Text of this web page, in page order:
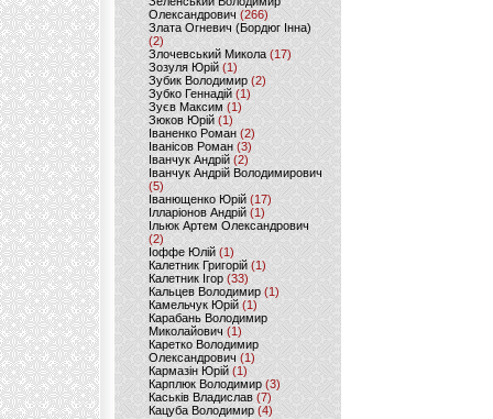
Олександрович (266)
Злата Огневич (Бордюг Інна)
(2)
Злочевський Микола(17)
Зозуля Юрій (1)
Зубик Володимир (2)
Зубко Геннадій (1)
Зуєв Максим(1)
Зюков Юрій (1)
Іваненко Роман (2)
Іванісов Роман (3)
Іванчук Андрій(2)
Іванчук Андрій Володимирович
(5)
Іванющенко Юрій (17)
Ілларіонов Андрій (1)
Ільюк Артем Олександрович
(2)
Іоффе Юлій (1)
Калетник Григорій(1)
Калетник Ігор (33)
Кальцев Володимир(1)
Камельчук Юрій (1)
Карабань Володимир
Миколайович (1)
Каретко Володимир
Олександрович (1)
Кармазін Юрій(1)
Карплюк Володимир(3)
Каськів Владислав (7)
Кацуба Володимир (4)